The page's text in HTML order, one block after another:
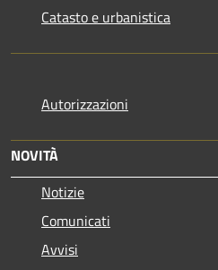
Catasto e urbanistica
Autorizzazioni
NOVITÀ
Notizie
Comunicati
Avvisi